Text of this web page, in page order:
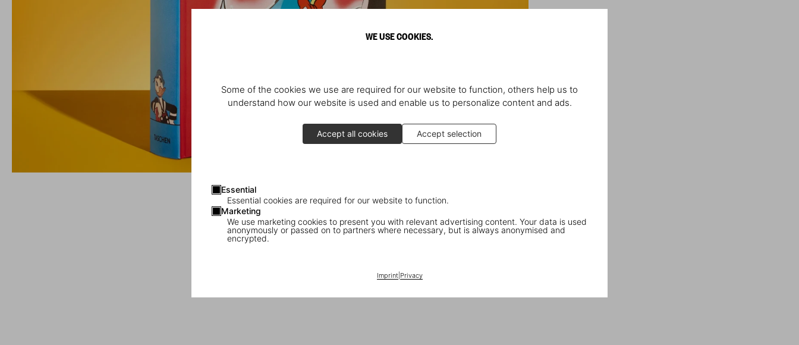
WE USE COOKIES.
Some of the cookies we use are required for our website to function, others help us to
understand how our website is used and enable us to personalize content and ads.
Accept all cookies Accept selection
Essential
Essential cookies are required for our website to function.
Marketing
We use marketing cookies to present you with relevant advertising content. Your data is used
anonymously or passed on to partners where necessary, but is always anonymised and
encrypted.
Imprint| Privacy